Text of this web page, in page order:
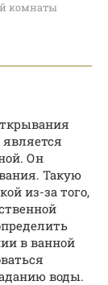
комнаты
Он
Такую
из-за того,
в ванной
воды.